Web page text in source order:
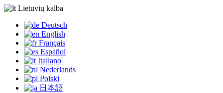
Lietuvių kalba
Deutsch
English
Français
Español
Italiano
Nederlands
Polski
日本語